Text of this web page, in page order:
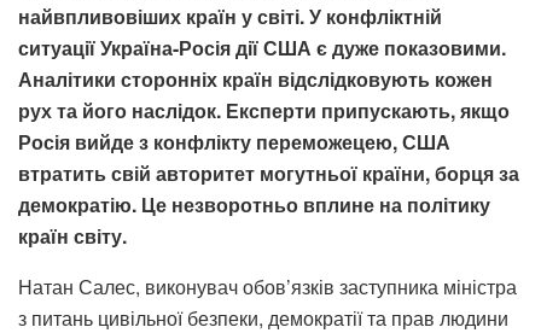
найвпливовіших країн у світі. У конфліктній
ситуації Україна-Росія дії США є дуже показовими.
Аналітики сторонніх країн відслідковують кожен
рух та його наслідок. Експерти припускають, якщо
Росія вийде з конфлікту переможецею, США
втратить свій авторитет могутньої країни, борця за
демократію. Це незворотньо вплине на політику
країн світу.
Натан Салес, виконувач обов’язків заступника міністра
з питань цивільної безпеки, демократії та прав людини